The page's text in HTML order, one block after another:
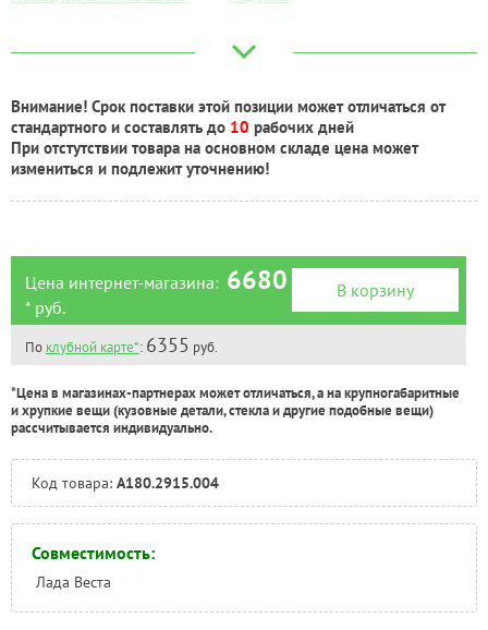
Под заказ
Самара:
Под заказ
Тверь:
Под заказ
Тюмень:
Под заказ
Внимание! Срок поставки этой позиции может отличаться от
стандартного и составлять до 10 рабочих дней
При отстутствии товара на основном складе цена может
измениться и подлежит уточнению!
Цена интернет-магазина: 6680
* руб.
В корзину
По клубной карте*: 6355 руб.
*Цена в магазинах-партнерах может отличаться, а на крупногабаритные
и хрупкие вещи (кузовные детали, стекла и другие подобные вещи)
рассчитывается индивидуально.
Код товара: A180.2915.004
Совместимость:
Лада Веста